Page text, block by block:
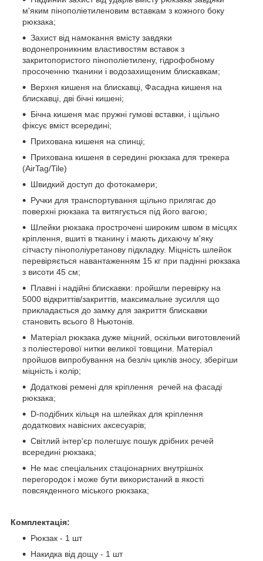
м'яким пінополіетиленовим вставкам з кожного боку
рюкзака;
Захист від намокання вмісту завдяки
водонепроникним властивостям вставок з
закритопористого пінополіетилену, гідрофобному
просоченню тканини і водозахищеним блискавкам;
Верхня кишеня на блискавці, Фасадна кишеня на
блискавці, дві бічні кишені;
Бічна кишеня має пружні гумові вставки, і щільно
фіксує вміст всередині;
Прихована кишеня на спинці;
Прихована кишеня в середині рюкзака для трекера
(AirTag/Tile)
Швидкий доступ до фотокамери;
Ручки для транспортування щільно прилягає до
поверхні рюкзака та витягується під його вагою;
Шлейки рюкзака прострочені широким швом в місцях
кріплення, вшиті в тканину і мають дихаючу м'яку
сітчасту пінополіуретанову підкладку. Міцність шлейок
перевіряється навантаженням 15 кг при падінні рюкзака
з висоти 45 см;
Плавні і надійні блискавки: пройшли перевірку на
5000 відкриттів/закриттів, максимальне зусилля що
прикладається до замку для закриття блискавки
становить всього 8 Ньютонів.
Матеріал рюкзака дуже міцний, оскільки виготовлений
з поліестерової нитки великої товщини. Матеріал
пройшов випробування на безліч циклів зносу, зберігши
міцність і колір;
Додаткові ремені для кріплення речей на фасаді
рюкзака;
D-подібних кільця на шлейках для кріплення
додаткових навісних аксесуарів;
Світлий інтер'єр полегшує пошук дрібних речей
всередині рюкзака;
Не має спеціальних стаціонарних внутрішніх
перегородок і може бути використаний в якості
повсякденного міського рюкзака;
Комплектація:
Рюкзак - 1 шт
Накидка від дощу - 1 шт